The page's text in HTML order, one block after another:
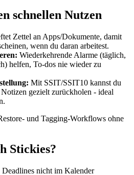
schnellen Nutzen
Zettel an Apps/Dokumente, damit
wenn du daran arbeitest.
Wiederkehrende Alarme (täglich,
helfen, To-dos nie wieder zu
Mit SSIT/SSIT10 kannst du
gezielt zurückholen - ideal
und Tagging-Workflows ohne
Stickies?
nicht im Kalender